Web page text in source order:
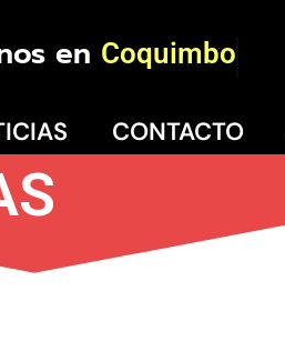
en Coquimbo
CONTACTO